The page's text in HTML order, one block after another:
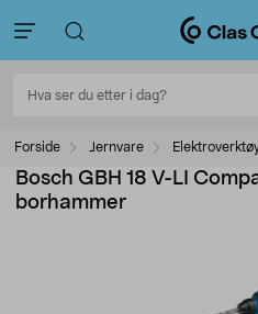
Forside Jernvare
Bosch GBH 18 V-LI
borhammer